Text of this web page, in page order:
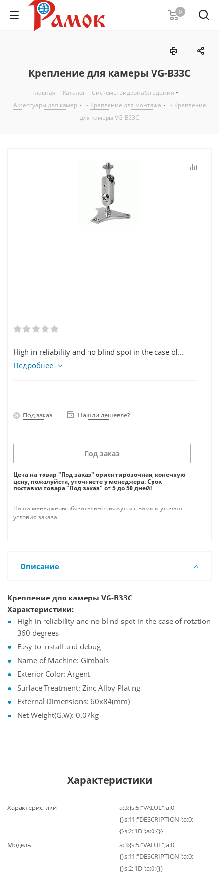
0
Крепление для камеры VG-B33C
Главная - Каталог - Системы видеонаблюдения
-
Аксессуары для камер
- Крепление для монтажа - Крепление
для камеры VG-B33C
High in reliability and no blind spot in the case of...
Подробнее
Под заказ Нашли дешевле?
Под заказ
Цена на товар "Под заказ" ориентировочная, конечную
цену, пожалуйста, уточняете у менеджера. Срок
поставки товара "Под заказ" от 5 до 50 дней!
Наши менеджеры обязательно свяжутся с вами и уточнят
условия заказа
Описание
Крепление для камеры VG-B33C
Характеристики:
High in reliability and no blind spot in the case of rotation
360 degrees
Easy to install and debug
Name of Machine: Gimbals
Exterior Color: Argent
Surface Treatment: Zinc Alloy Plating
External Dimensions: 60x84(mm)
Net Weight(G.W): 0.07kg
Характеристики
Характеристики
a:3:{s:5:"VALUE";a:0:
{}s:11:"DESCRIPTION";a:0:
{}s:2:"ID";a:0:{}}
Модель
a:3:{s:5:"VALUE";a:0:
{}s:11:"DESCRIPTION";a:0:
{}s:2:"ID";a:0:{}}